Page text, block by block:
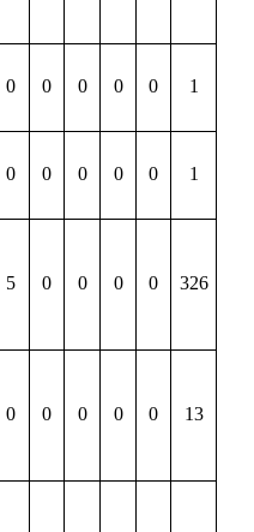
0 0 0 0 0 1
0 0 0 0 0 1
5 0 0 0 0 326
0 0 0 0 0 13